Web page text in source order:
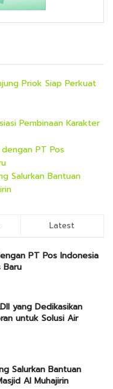
Priok Siap Perkuat
Pembinaan Karakter
dengan PT Pos
Salurkan Bantuan
Latest
PT Pos Indonesia
Baru
yang Dedikasikan
untuk Solusi Air
Salurkan Bantuan
Al Muhajirin